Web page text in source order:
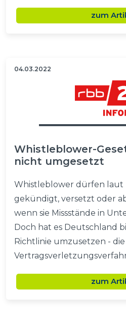
zum
04.03.2022
Whistleblower-
nicht umgesetzt
Whistleblower dürfen laut
gekündigt, versetzt oder
wenn sie Missstände in
Doch hat es Deutschland
Richtlinie umzusetzen -
zum